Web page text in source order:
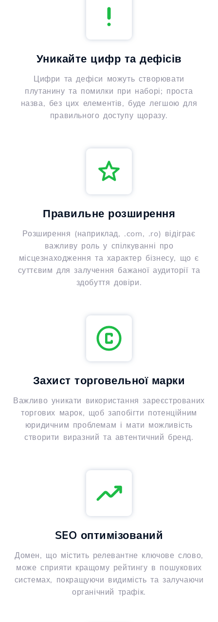
Уникайте цифр та дефісів
Цифри та дефіси можуть створювати
плутанину та помилки при наборі; проста
назва, без цих елементів, буде легшою для
правильного доступу щоразу.
Правильне розширення
Розширення (наприклад, .com, .ro) відіграє
важливу роль у спілкуванні про
місцезнаходження та характер бізнесу, що є
суттєвим для залучення бажаної аудиторії та
здобуття довіри.
Захист торговельної марки
Важливо уникати використання зареєстрованих
торгових марок, щоб запобігти потенційним
юридичним проблемам і мати можливість
створити виразний та автентичний бренд.
SEO оптимізований
Домен, що містить релевантне ключове слово,
може сприяти кращому рейтингу в пошукових
системах, покращуючи видимість та залучаючи
органічний трафік.